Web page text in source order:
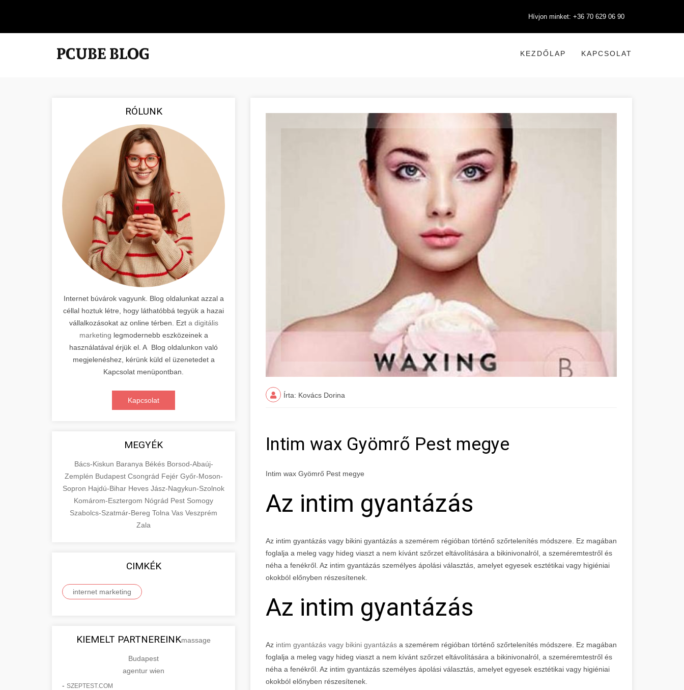
Hívjon minket: +36 70 629 06 90
KEZDŐLAP KAPCSOLAT
RÓLUNK
Internet búvárok vagyunk. Blog oldalunkat azzal a
céllal hoztuk létre, hogy láthatóbbá tegyük a hazai
vállalkozásokat az online térben. Ezt a digitális
marketing legmodernebb eszközeinek a
használatával érjük el. A Blog oldalunkon való
megjelenéshez, kérünk küld el üzenetedet a
Kapcsolat menüpontban.
Kapcsolat
MEGYÉK
Bács-Kiskun Baranya Békés Borsod-Abaúj-
Zemplén Budapest Csongrád Fejér Győr-Moson-
Sopron Hajdú-Bihar Heves Jász-Nagykun-Szolnok
Komárom-Esztergom Nógrád Pest Somogy
Szabolcs-Szatmár-Bereg Tolna Vas Veszprém
Zala
CIMKÉK
internet marketing
KIEMELT PARTNEREINKmassage
Budapest
agentur wien
- SZEPTEST.COM
Írta: Kovács Dorina
Intim wax Gyömrő Pest megye
Intim wax Gyömrő Pest megye
Az intim gyantázás
Az intim gyantázás vagy bikini gyantázás a szemérem régióban történő szőrtelenítés módszere. Ez magában
foglalja a meleg vagy hideg viaszt a nem kívánt szőrzet eltávolítására a bikinivonalról, a szeméremtestről és
néha a fenékről. Az intim gyantázás személyes ápolási választás, amelyet egyesek esztétikai vagy higiéniai
okokból előnyben részesítenek.
Az intim gyantázás
Az intim gyantázás vagy bikini gyantázás a szemérem régióban történő szőrtelenítés módszere. Ez magában
foglalja a meleg vagy hideg viaszt a nem kívánt szőrzet eltávolítására a bikinivonalról, a szeméremtestről és
néha a fenékről. Az intim gyantázás személyes ápolási választás, amelyet egyesek esztétikai vagy higiéniai
okokból előnyben részesítenek.